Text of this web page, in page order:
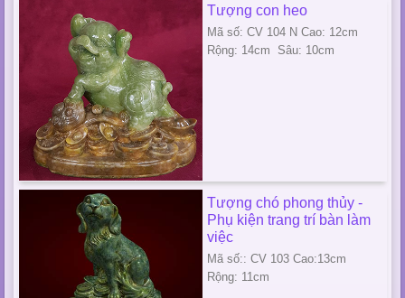
Tượng con heo
Mã số: CV 104 N Cao: 12cm
Rộng: 14cm Sâu: 10cm
Tượng chó phong thủy -
Phụ kiện trang trí bàn làm
việc
Mã số:: CV 103 Cao:13cm
Rộng: 11cm